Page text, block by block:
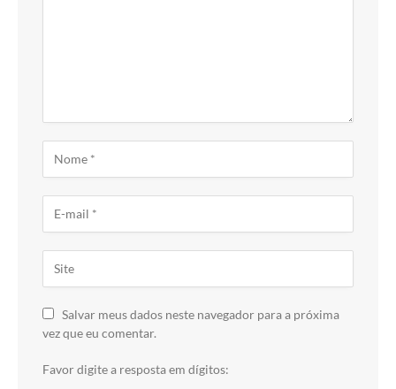
Salvar meus dados neste navegador para a próxima
vez que eu comentar.
Favor digite a resposta em dígitos: